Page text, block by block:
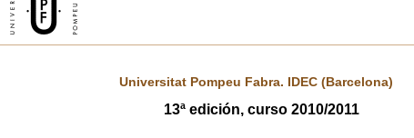
Universitat Pompeu Fabra. IDEC (Barcelona)
13ª edición, curso 2010/2011